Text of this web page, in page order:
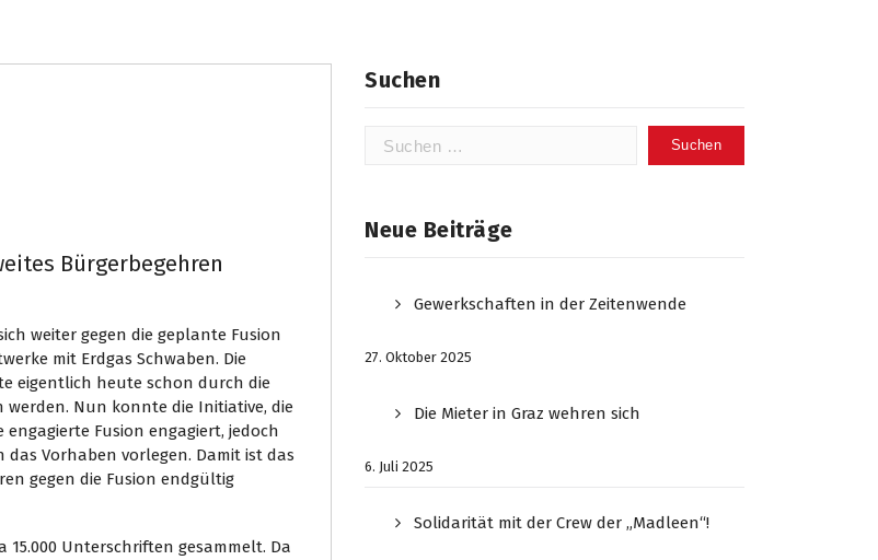
Bürgerbegehren
weiter gegen die geplante Fusion
mit Erdgas Schwaben. Die
eigentlich heute schon durch die
Nun konnte die Initiative, die
engagierte Fusion engagiert, jedoch
das Vorhaben vorlegen. Damit ist das
gegen die Fusion endgültig
Unterschriften gesammelt. Da
Suchen
Suchen
Neue Beiträge
Gewerkschaften in der Zeitenwende
27. Oktober 2025
Die Mieter in Graz wehren sich
6. Juli 2025
Solidarität mit der Crew der „Madleen“!